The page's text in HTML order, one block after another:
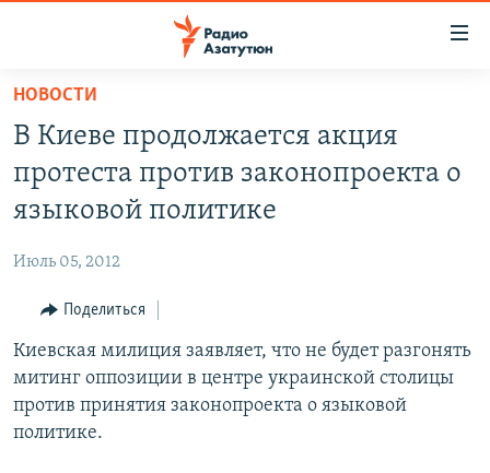
Перейти
основному
содержанию
Перейти
основной
Перейти
поиску
ПОЛИТИКА
ЭКОНОМИКА
РЕГИОН
НАГОРНЫЙ КАРАБАХ
СПОРТ
НОВОСТИ
В Киеве продолжается акция
протеста против законопроекта о
языковой политике
Июль 05, 2012
Поделиться
Киевская милиция заявляет, что не будет разгонять
митинг оппозиции в центре украинской столицы
против принятия законопроекта о языковой
политике.